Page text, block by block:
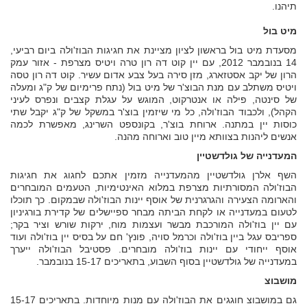
תיהנו.
מיט בול
מסעדת מיט בול בראשון לציון מציינת את חגיגות הבוז'ולה ביום רביעי,
14 בנובמבר 2012, עם יין קוט דה רון טרה ויטיס מצרפת - אזור עמק
הרון של יקב אסטזארג, מזן סירה בעל צבע אדום עשיר. קוט דה רון טסה
ויטיס משתלב עם מנת הבוצ'ר של מיט בול (נתח פרימיום של ק"ג ומעלה
של סינטה, פילה או אנטרקוט, המוגש על עגלת קצבים ונפרס לעיני
הקהל), ולכבוד הבוז'ולה, כל מי שיזמין בוצ'ר במשקל של ק"ג יקבל שתי
כוסות יין במתנה. ארוחת בוצ'ר, בקונספט השרינג, מאפשרת לכמה
אנשים ליהנות בצוותא מיין טוב וארוחה מהנה.
המעדנייה של גולדשטיין
השף אלרן גולדשטיין מהמעדנייה מזמין אתכם לחגוג את חגיגות
הבוז'ולה המסורתיות מצרפת במלוא האינטימיות, הטעמים המובחרים
והארומה הצעירה והגרגרנית של אוסף יינות הבוז'ולה שבמקום. כך תוכלו
לטעום במעדנייה או לקחת הביתה מבחר ספיישלים של קדירת בורגיניון
עם יין בוז'ולה המורכבת מבשר ועצמות מוח, ירקות שורש וציר בקר;
ספריבס עגל ביין בוז'ולה וכרמל סויה, פונץ' חם על בסיס יין בוז'ולה ועוד
אוסף ייחודי עם יינות בוז'ולה מובחרים. פסטיבל הבוז'ולה ייערך
במעדנייה של גולדשטיין בסוף השבוע, בתאריכים 15-17 בנובמבר.
מושבוצ
גם במושבוצ חוגגים את הבוז'ולה עם מנות מיוחדות. בתאריכים 15-17